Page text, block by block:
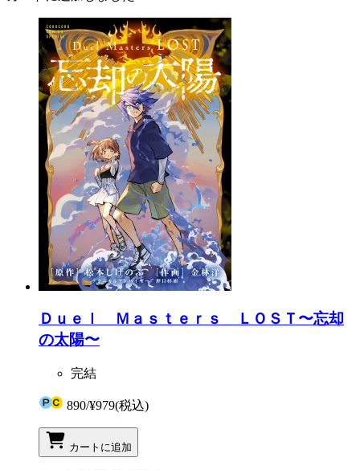
Ｄｕｅｌ Ｍａｓｔｅｒｓ ＬＯＳＴ〜忘却
の太陽〜
完結
890/¥979(税込)
カートに追加